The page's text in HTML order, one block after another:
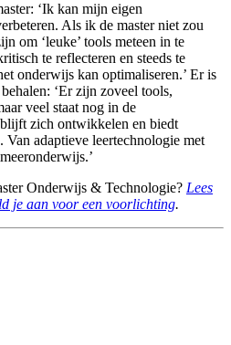
‘Ik kan mijn eigen
Als ik de master niet zou
om ‘leuke’ tools meteen in te
te reflecteren en steeds te
onderwijs kan optimaliseren.’ Er is
‘Er zijn zoveel tools,
veel staat nog in de
zich ontwikkelen en biedt
adaptieve leertechnologie met
Onderwijs & Technologie? Lees
je aan voor een voorlichting.